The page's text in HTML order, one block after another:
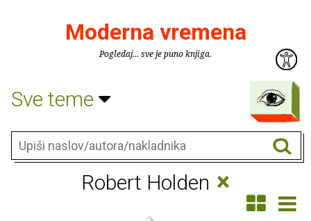
Moderna vremena
Pogledaj... sve je puno knjiga.
Sve teme
Robert Holden ×